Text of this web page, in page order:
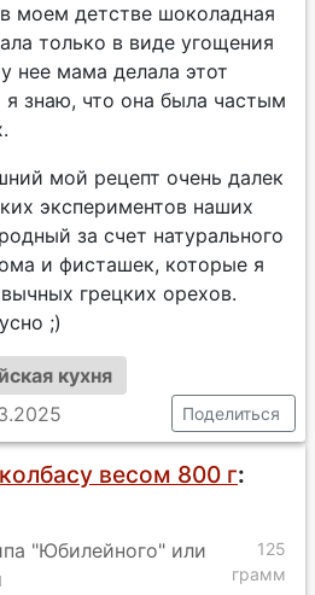
моем детстве шоколадная
только в виде угощения
нее мама делала этот
я знаю, что она была частым
мой рецепт очень далек
экспериментов наших
за счет натурального
и фисташек, которые я
грецких орехов.
;)
кухня
Поделиться
весом 800 г:
"Юбилейного" или
125
грамм